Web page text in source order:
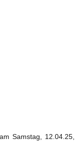
Samstag, 12.04.25,